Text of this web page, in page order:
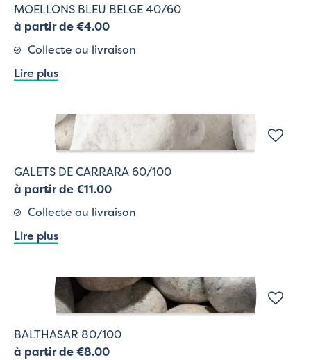
MOELLONS BLEU BELGE 40/60
à partir de €4.00
Collecte ou livraison
Lire plus
GALETS DE CARRARA 60/100
à partir de €11.00
Collecte ou livraison
Lire plus
BALTHASAR 80/100
à partir de €8.00